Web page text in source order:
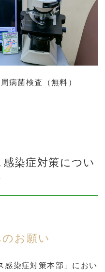
病菌検査（無料）
染症対策につい
お願い
感染症対策本部」におい